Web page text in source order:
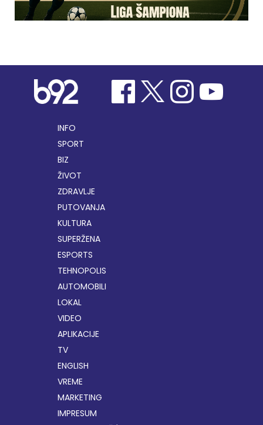
INFO
SPORT
BIZ
ŽIVOT
ZDRAVLJE
PUTOVANJA
KULTURA
SUPERŽENA
ESPORTS
TEHNOPOLIS
AUTOMOBILI
LOKAL
VIDEO
APLIKACIJE
TV
ENGLISH
VREME
MARKETING
IMPRESUM